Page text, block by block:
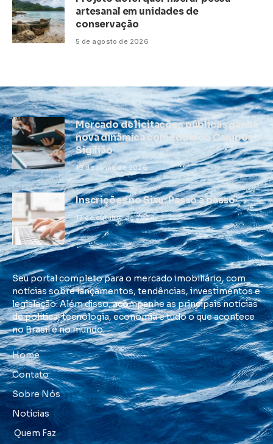
artesanal em unidades de
conservação
5 de agosto de 2026
Mercado de licitações públicas ganha
nova dinâmica com Eduardo Campos
Sigilião
19 de junho de 2026
Inscrições no Sisu: Passo a passo
17 de outubro de 2024
Seu portal completo para o mercado imobiliário, com
notícias sobre lançamentos, tendências, investimentos e
legislação. Além disso, acompanhe as principais notícias
de política, tecnologia, economia e tudo o que acontece
no Brasil e no mundo.
Home
Contato
Sobre Nós
Notícias
Quem Faz